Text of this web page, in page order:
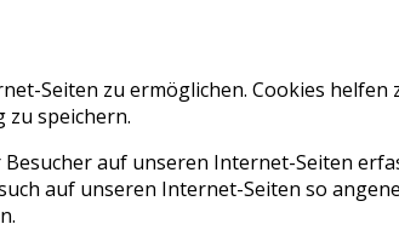
Seiten zu ermöglichen. Cookies
speichern.
auf unseren Internet-Seiten
auf unseren Internet-Seiten so